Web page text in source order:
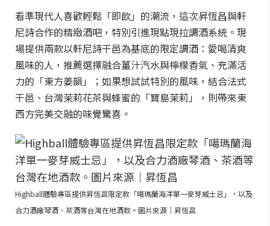
看準現代人喜歡輕鬆「即飲」的潮流，這次昇恆昌與軒
尼詩合作的精緻酒吧，特別引進現點現拉調酒系統。現
場提供兩款以軒尼詩干邑為基底的限定調酒：愛喝清爽
風味的人，推薦選擇融合薑汁汽水與檸檬香氣、充滿活
力的「東方姜韻」；如果想試試特別的風味，結合法式
干邑、台灣茉莉花茶與蜂蜜的「寶島茉莉」，則帶來東
西方完美交融的味覺驚喜。
Highball體驗專區提供昇恆昌限定款「噶瑪蘭海洋單一麥芽威士忌」，以及
合力酒廠琴酒、茶酒等台灣在地酒款。圖片來源｜昇恆昌